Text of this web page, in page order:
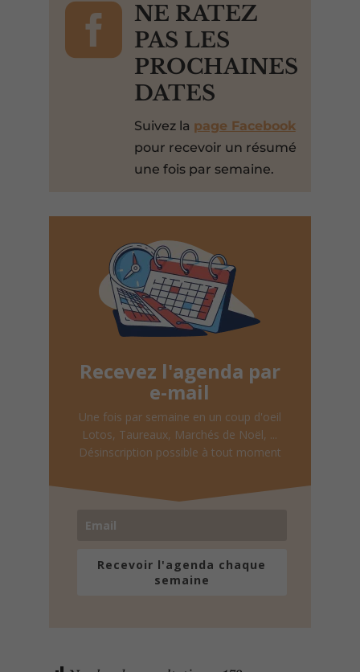

NE RATEZ
PAS LES
PROCHAINES
DATES
Suivez la page Facebook
pour recevoir un résumé
une fois par semaine.
Recevez l'agenda par
e-mail
Une fois par semaine en un coup d'oeil
Lotos, Taureaux, Marchés de Noël, ...
Désinscription possible à tout moment
Recevoir l'agenda chaque
semaine